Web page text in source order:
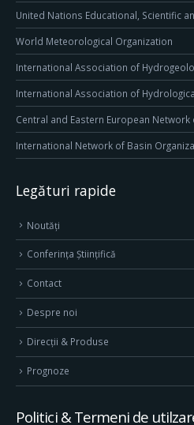
United Nations Educational, Scientific
World Meteorological Organization
International Association of
International Association of
Central and Eastern European
International Network of Basin
Legături rapide
Noutăți
Conferința Științifică
Contact
Despre noi
Direcţii & Produse
Prognoze
Politici & Termeni de